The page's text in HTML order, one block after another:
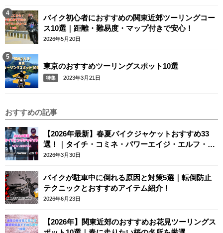
バイク初心者におすすめの関東近郊ツーリングコー
ス10選｜距離・難易度・マップ付きで安心！
2026年5月20日
東京のおすすめツーリングスポット10選
特集 2023年3月21日
おすすめの記事
【2026年最新】春夏バイクジャケットおすすめ33
選！｜タイチ・コミネ・パワーエイジ・エルフ・エ
ースカフェロンドン
2026年3月30日
バイクが駐車中に倒れる原因と対策5選｜転倒防止
テクニックとおすすめアイテム紹介！
2026年6月23日
【2026年】関東近郊のおすすめお花見ツーリングス